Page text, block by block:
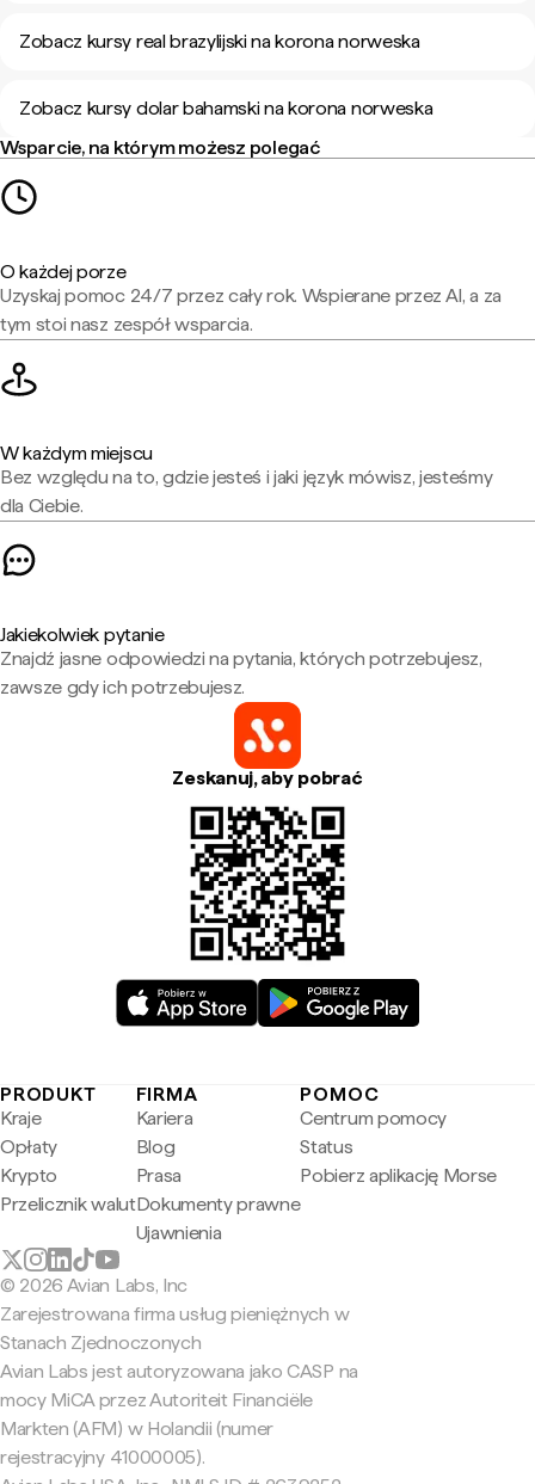
Zobacz kursy real brazylijski na korona norweska
Zobacz kursy dolar bahamski na korona norweska
Wsparcie, na którym możesz polegać
O każdej porze
Uzyskaj pomoc 24/7 przez cały rok. Wspierane przez AI, a za
tym stoi nasz zespół wsparcia.
W każdym miejscu
Bez względu na to, gdzie jesteś i jaki język mówisz, jesteśmy
dla Ciebie.
Jakiekolwiek pytanie
Znajdź jasne odpowiedzi na pytania, których potrzebujesz,
zawsze gdy ich potrzebujesz.
Zeskanuj, aby pobrać
PRODUKT
Kraje
Opłaty
Krypto
Przelicznik walut
FIRMA
Kariera
Blog
Prasa
Dokumenty prawne
Ujawnienia
POMOC
Centrum pomocy
Status
Pobierz aplikację Morse
© 2026 Avian Labs, Inc
Zarejestrowana firma usług pieniężnych w
Stanach Zjednoczonych
Avian Labs jest autoryzowana jako CASP na
mocy MiCA przez Autoriteit Financiële
Markten (AFM) w Holandii (numer
rejestracyjny 41000005).